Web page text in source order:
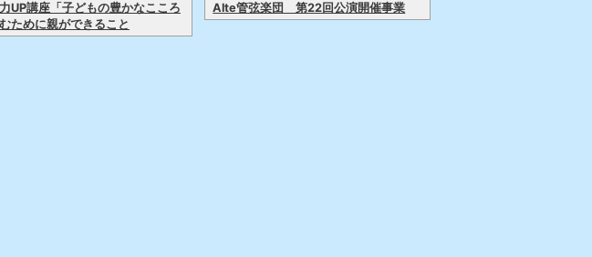
UP講座「子どもの豊かなこころ
ために親ができること
Alte管弦楽団 第22回公演開催事業